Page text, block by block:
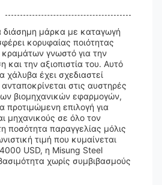
διάσημη μάρκα με καταγωγή
κορυφαίας ποιότητας
γνωστό για την
και την αξιοπιστία του. Αυτό
χάλυβα έχει σχεδιαστεί
στις αυστηρές
βιομηχανικών εφαρμογών,
προτιμώμενη επιλογή για
μηχανικούς σε όλο τον
ποσότητα παραγγελίας μόλις
τιμή που κυμαίνεται
USD, η Misung Steel
χωρίς συμβιβασμούς